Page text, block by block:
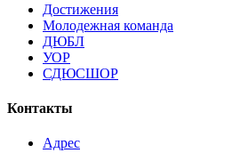
Достижения
Молодежная команда
ДЮБЛ
УОР
СДЮСШОР
Контакты
Адрес